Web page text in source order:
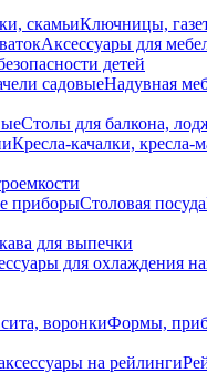
скамьиКлючницы,
Аксессуары для
детей
садовыеНадувная
Столы для балкона,
Кресла-качалки, кресла-
приборыСтоловая посуда
для выпечки
для охлаждения
воронкиФормы,
на рейлинги